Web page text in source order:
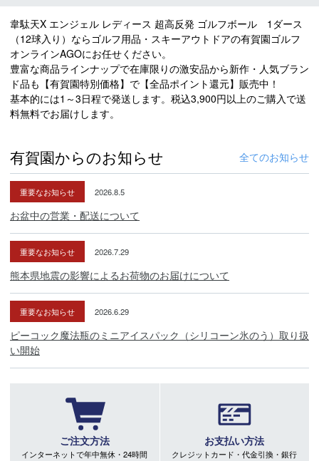
韋駄天X エンジェル レディース 超高反発 ゴルフボール 1ダース
（12球入り）ならゴルフ用品・スキーアウトドアの有賀園ゴルフ
オンラインAGOにお任せください。
豊富な商品ラインナップで在庫限りの激安品から新作・人気ブラン
ド品も【有賀園特別価格】で【全品ポイント還元】販売中！
基本的には1～3日程で発送します。税込3,900円以上のご購入で送
料無料でお届けします。
有賀園からのお知らせ 全てのお知らせ
重要なお知らせ 2026.8.5
お盆中の営業・配送について
重要なお知らせ 2026.7.29
熊本県地震の影響によるお荷物のお届けについて
重要なお知らせ 2026.6.29
ピーコック魔法瓶のミニアイスパック（シリコーン氷のう）取り扱
い開始
ご注文方法
インターネットで年中無休・24時間
お支払い方法
クレジットカード・代金引換・銀行